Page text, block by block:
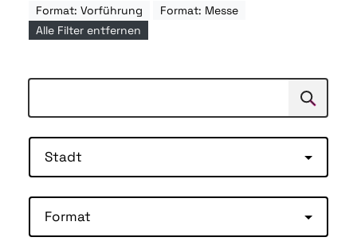
Format: Vorführung
Format: Messe
Alle Filter entfernen
Suchen
Stadt
Format